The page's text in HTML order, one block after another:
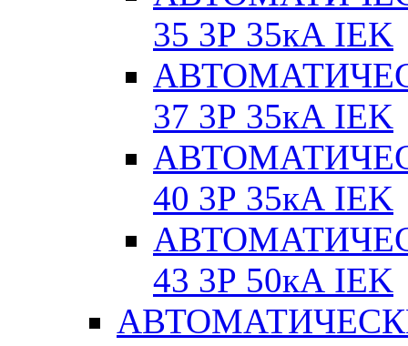
35 3Р 35кА IEK
37 3Р 35кА IEK
40 3Р 35кА IEK
43 3Р 50кА IEK